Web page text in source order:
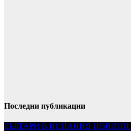
Последни публикации
БЪЛГАРИ В ИСПАНИЯ НОВИНИ